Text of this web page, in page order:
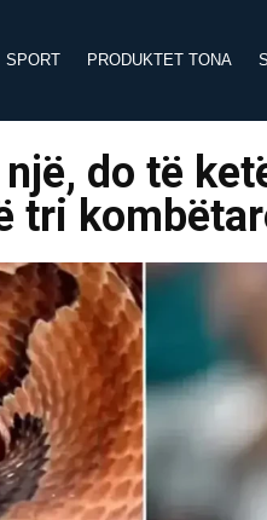
SPORT PRODUKTET TONA
do të
tri